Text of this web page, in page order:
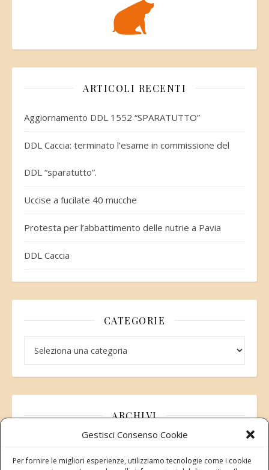
Gestisci Consenso Cookie
Per fornire le migliori esperienze, utilizziamo tecnologie come i cookie
ARTICOLI RECENTI
Aggiornamento DDL 1552 “SPARATUTTO”
DDL Caccia: terminato l’esame in commissione del
DDL “sparatutto”.
Uccise a fucilate 40 mucche
Protesta per l’abbattimento delle nutrie a Pavia
DDL Caccia
CATEGORIE
ARCHIVI